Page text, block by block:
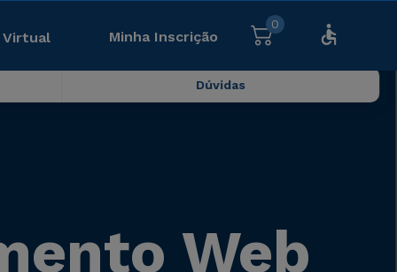
Virtual Minha Inscrição
0
Dúvidas
Web